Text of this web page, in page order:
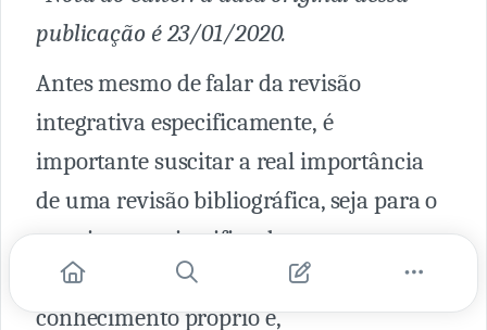
publicação é 23/01/2020.
Antes mesmo de falar da revisão
integrativa especificamente, é
importante suscitar a real importância
de uma revisão bibliográfica, seja para o
crescimento cientifico de uma
determinada área, seja para o
conhecimento próprio e,